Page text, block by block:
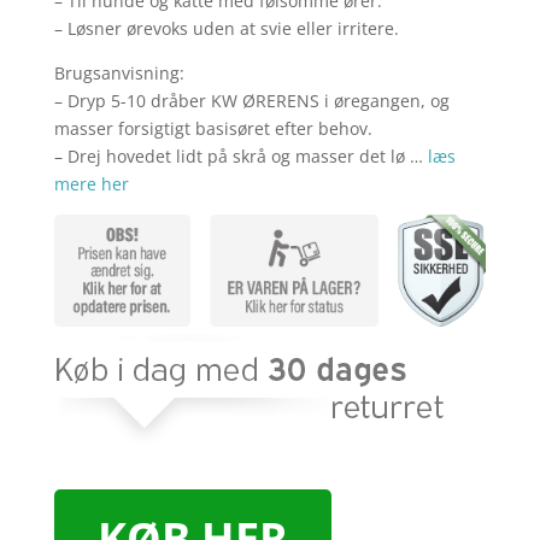
– Løsner ørevoks uden at svie eller irritere.
Brugsanvisning:
– Dryp 5-10 dråber KW ØRERENS i øregangen, og
masser forsigtigt basisøret efter behov.
– Drej hovedet lidt på skrå og masser det lø … læs
mere her